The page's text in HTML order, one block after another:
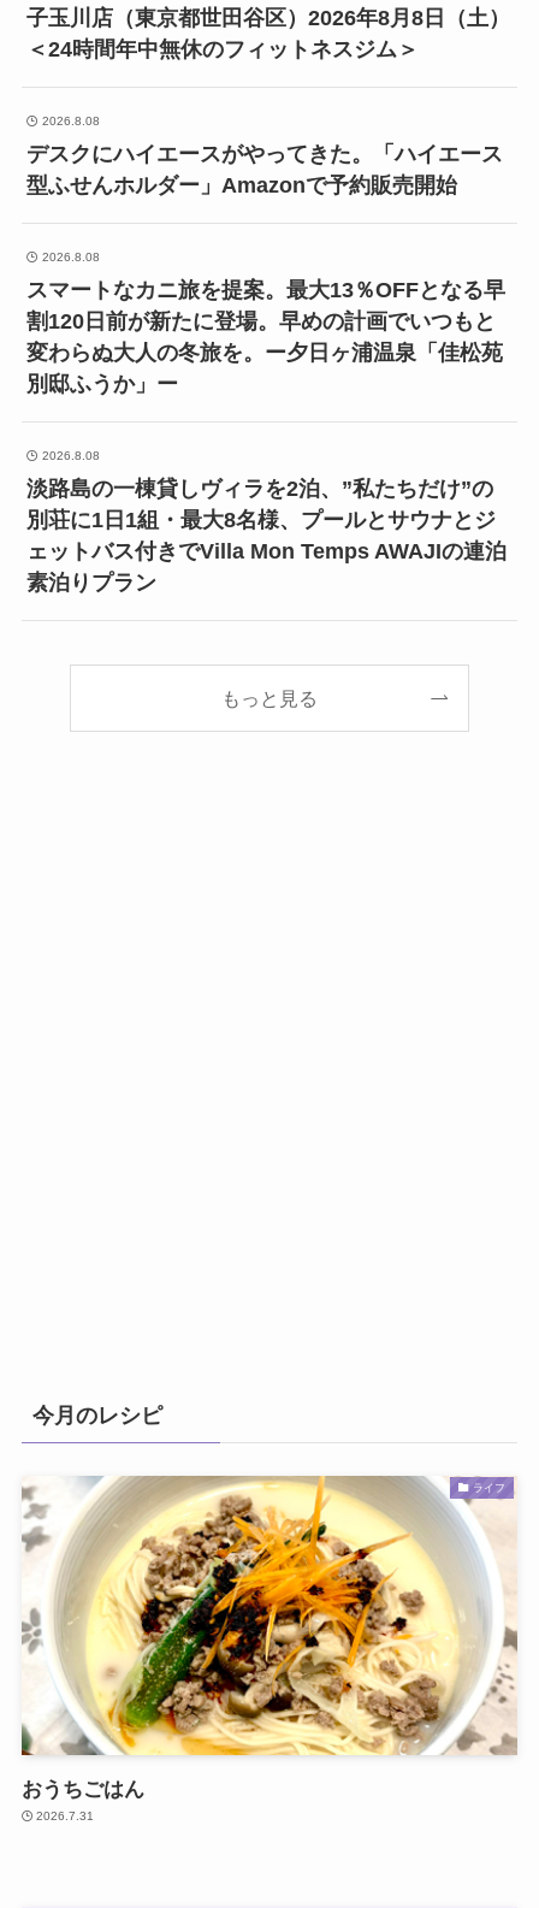
子玉川店（東京都世田谷区）2026年8月8日（土）
＜24時間年中無休のフィットネスジム＞
2026.8.08
デスクにハイエースがやってきた。「ハイエース
型ふせんホルダー」Amazonで予約販売開始
2026.8.08
スマートなカニ旅を提案。最大13％OFFとなる早
割120日前が新たに登場。早めの計画でいつもと
変わらぬ大人の冬旅を。ー夕日ヶ浦温泉「佳松苑
別邸ふうか」ー
2026.8.08
淡路島の一棟貸しヴィラを2泊、”私たちだけ”の
別荘に1日1組・最大8名様、プールとサウナとジ
ェットバス付きでVilla Mon Temps AWAJIの連泊
素泊りプラン
もっと見る
今月のレシピ
ライフ
おうちごはん
2026.7.31